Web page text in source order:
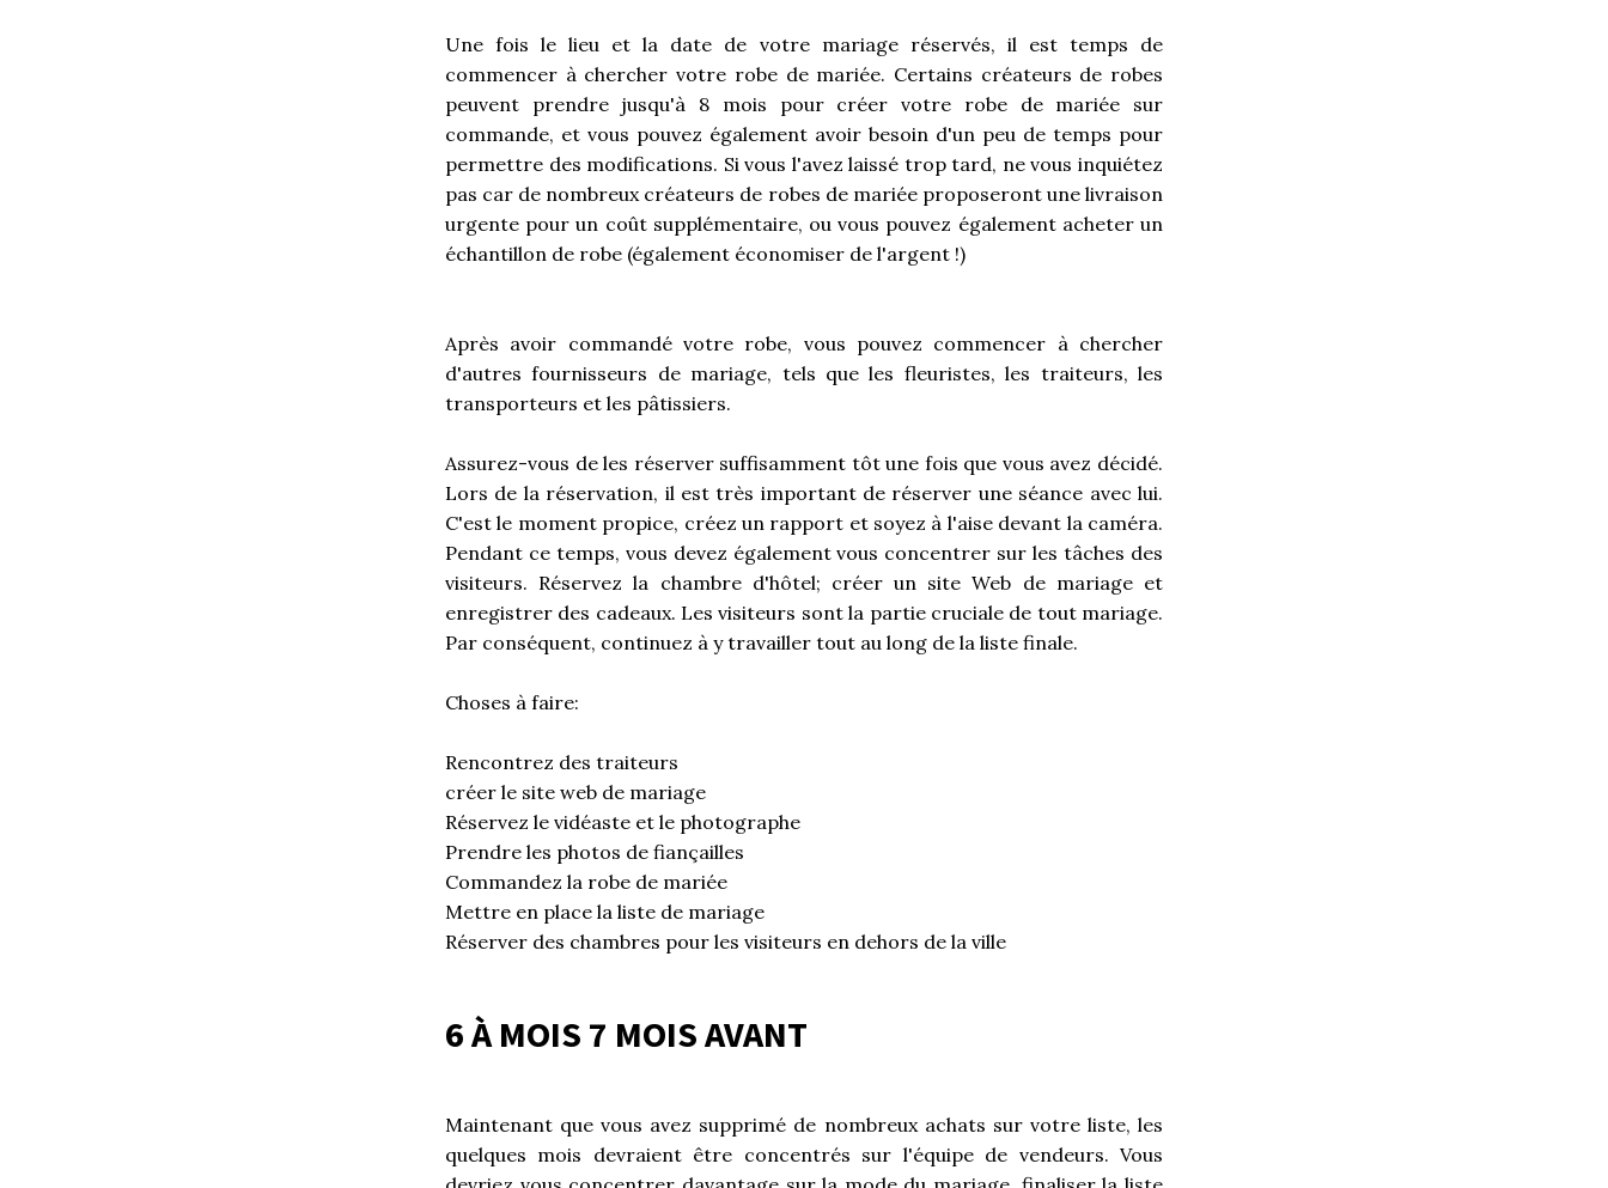
Une fois le lieu et la date de votre mariage réservés, il est temps de
commencer à chercher votre robe de mariée. Certains créateurs de robes
peuvent prendre jusqu'à 8 mois pour créer votre robe de mariée sur
commande, et vous pouvez également avoir besoin d'un peu de temps pour
permettre des modifications. Si vous l'avez laissé trop tard, ne vous inquiétez
pas car de nombreux créateurs de robes de mariée proposeront une livraison
urgente pour un coût supplémentaire, ou vous pouvez également acheter un
échantillon de robe (également économiser de l'argent !)
Après avoir commandé votre robe, vous pouvez commencer à chercher
d'autres fournisseurs de mariage, tels que les fleuristes, les traiteurs, les
transporteurs et les pâtissiers.
Assurez-vous de les réserver suffisamment tôt une fois que vous avez décidé.
Lors de la réservation, il est très important de réserver une séance avec lui.
C'est le moment propice, créez un rapport et soyez à l'aise devant la caméra.
Pendant ce temps, vous devez également vous concentrer sur les tâches des
visiteurs. Réservez la chambre d'hôtel; créer un site Web de mariage et
enregistrer des cadeaux. Les visiteurs sont la partie cruciale de tout mariage.
Par conséquent, continuez à y travailler tout au long de la liste finale.
Choses à faire:
Rencontrez des traiteurs
créer le site web de mariage
Réservez le vidéaste et le photographe
Prendre les photos de fiançailles
Commandez la robe de mariée
Mettre en place la liste de mariage
Réserver des chambres pour les visiteurs en dehors de la ville
6 À MOIS 7 MOIS AVANT
Maintenant que vous avez supprimé de nombreux achats sur votre liste, les
quelques mois devraient être concentrés sur l'équipe de vendeurs. Vous